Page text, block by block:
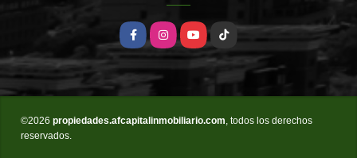
FacebookInstagramYouTubeTikTok
©2026 propiedades.afcapitalinmobiliario.com, todos los derechos
reservados.